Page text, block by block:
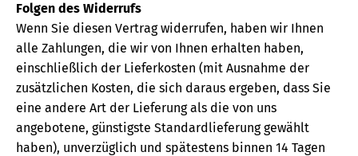
Folgen des Widerrufs
Wenn Sie diesen Vertrag widerrufen, haben wir Ihnen
alle Zahlungen, die wir von Ihnen erhalten haben,
einschließlich der Lieferkosten (mit Ausnahme der
zusätzlichen Kosten, die sich daraus ergeben, dass Sie
eine andere Art der Lieferung als die von uns
angebotene, günstigste Standardlieferung gewählt
haben), unverzüglich und spätestens binnen 14 Tagen